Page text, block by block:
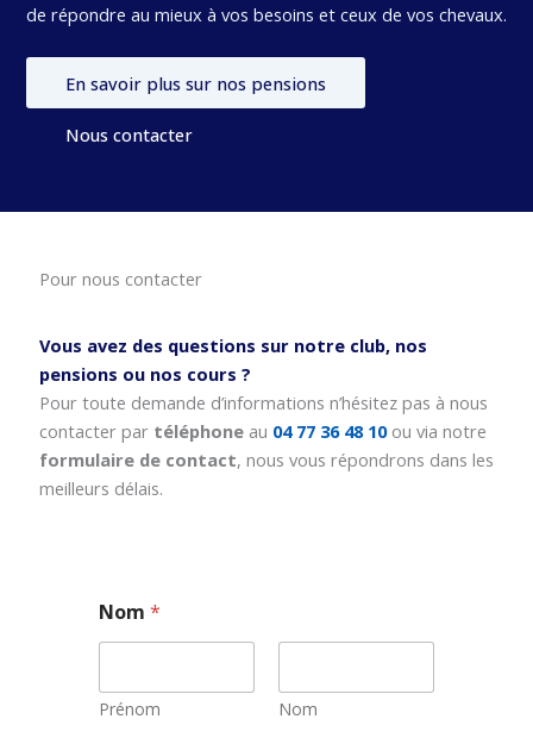
de répondre au mieux à vos besoins et ceux de vos chevaux.
En savoir plus sur nos pensions
Nous contacter
Pour nous contacter
Vous avez des questions sur notre club, nos
pensions ou nos cours ?
Pour toute demande d’informations n’hésitez pas à nous
contacter par téléphoneau 04 77 36 48 10 ou via notre
formulaire de contact, nous vous répondrons dans les
meilleurs délais.
Nom*
Prénom Nom